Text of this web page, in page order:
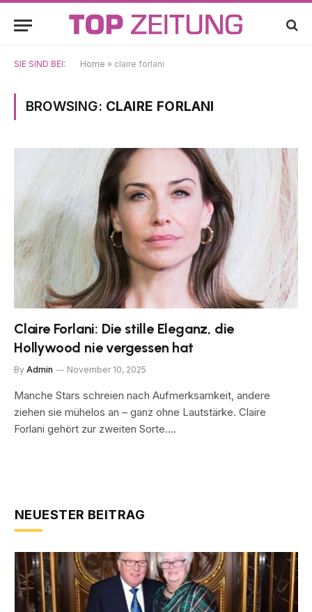
SIE SIND BEI: Home » claire forlani
BROWSING: CLAIRE FORLANI
Claire Forlani: Die stille Eleganz, die
Hollywood nie vergessen hat
By Admin November 10, 2025
Manche Stars schreien nach Aufmerksamkeit, andere
ziehen sie mühelos an – ganz ohne Lautstärke. Claire
Forlani gehört zur zweiten Sorte.…
NEUESTER BEITRAG